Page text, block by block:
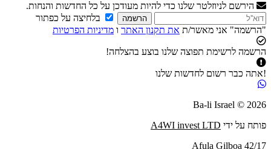
הירשם לניוזלטר שלנו כדי להיות מעודכן על כל החדשות והנחות.
הרשמה
בלחיצה על כפתור
"הרשמה" אני מאשר/ת את תקנון האתר ו מדיניות הפרטיות
הרשמה לרשימת תפוצה שלנו בוצע בהצלחה!
!אתה כבר רשום לחדשות שלנו
2026 © Ba-li Israel
פותח על ידי A4WI invest LTD
Afula Gilboa 42/17